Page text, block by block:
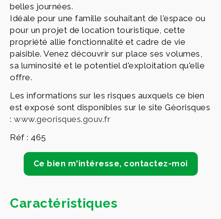
belles journées.
Idéale pour une famille souhaitant de l'espace ou
pour un projet de location touristique, cette
propriété allie fonctionnalité et cadre de vie
paisible. Venez découvrir sur place ses volumes,
sa luminosité et le potentiel d'exploitation qu'elle
offre.
Les informations sur les risques auxquels ce bien
est exposé sont disponibles sur le site Géorisques
: www.georisques.gouv.fr
Réf : 465
Ce bien m'intéresse, contactez-moi
Caractéristiques